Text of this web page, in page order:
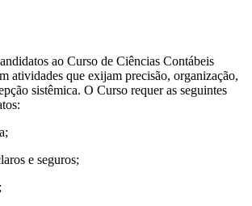
ao Curso de Ciências Contábeis
atividades que exijam precisão, organização,
sistêmica. O Curso requer as seguintes
e seguros;